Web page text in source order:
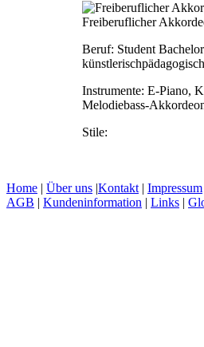
Freiberuflicher
Beruf: Student
künstlerischpädagogisch
Instrumente: E-Piano,
Melodiebass-
Stile:
Home | Über uns |Kontakt | Impressum
AGB | Kundeninformation | Links |